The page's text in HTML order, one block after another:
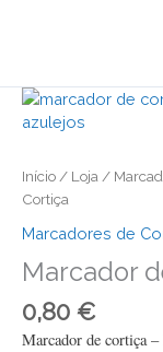
Início / Loja /
Cortiça
Marcadores de
Marcador
0,80 €
Marcador de cortiça